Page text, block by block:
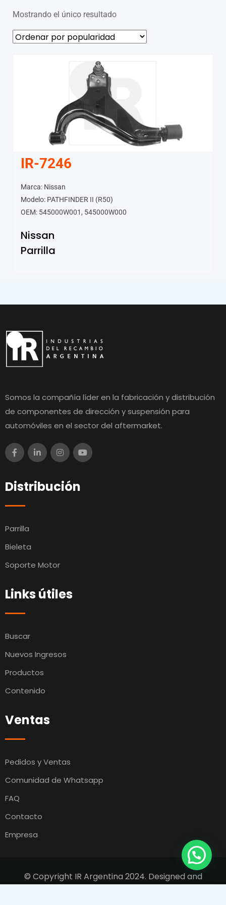
Mostrando el único resultado
IR-7246
Marca: Nissan
Modelo: PATHFINDER II (R50)
OEM: 545000W001, 545000W000
Nissan
Parrilla
Somos la compañía líder en la fabricación y distribución
de componentes de dirección y suspensión para
automóviles en el sector del aftermarket.
Distribución
Parrilla
Bieleta
Soporte Motor
Links útiles
Buscar
Nuevos Ingresos
Productos
Contenido
Ventas
Pedidos y Ventas
Comunidad de Whatsapp
FAQ
Contacto
Empresa
© Copyright IR Argentina 2024. Designed and